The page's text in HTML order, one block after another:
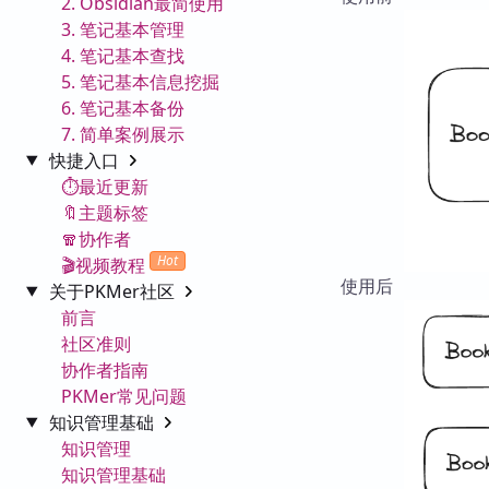
3. 笔记基本管理
4. 笔记基本查找
5. 笔记基本信息挖掘
6. 笔记基本备份
7. 简单案例展示
快捷入口
⏱️最近更新
🔖主题标签
🧣协作者
🎬视频教程
Hot
关于PKMer社区
前言
社区准则
协作者指南
PKMer常见问题
知识管理基础
知识管理
知识管理基础
使用后